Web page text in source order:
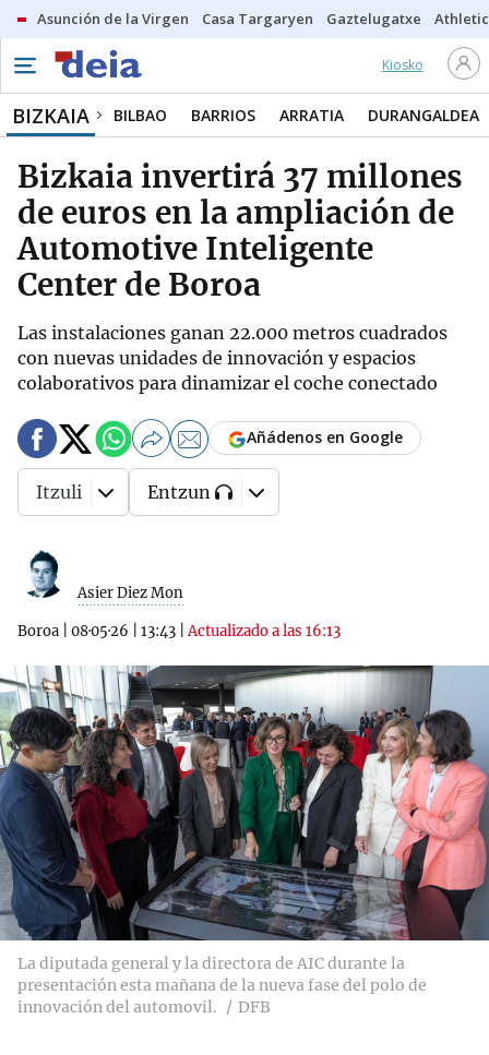
Asunción de la Virgen Casa Targaryen Gaztelugatxe Athletic
Kiosko
BIZKAIA BILBAO BARRIOS ARRATIA DURANGALDEA
Bizkaia invertirá 37 millones
de euros en la ampliación de
Automotive Inteligente
Center de Boroa
Las instalaciones ganan 22.000 metros cuadrados
con nuevas unidades de innovación y espacios
colaborativos para dinamizar el coche conectado
Asier Diez Mon
Boroa 08·05·26 13:43 |Actualizado a las 16:13
Añádenos en Google
Itzuli Entzun
La diputada general y la directora de AIC durante la
presentación esta mañana de la nueva fase del polo de
innovación del automovil.
DFB